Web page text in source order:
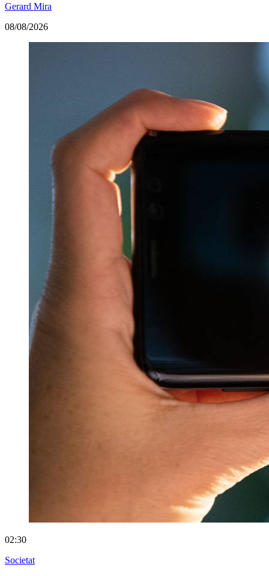
Gerard Mira
08/08/2026
02:30
Societat